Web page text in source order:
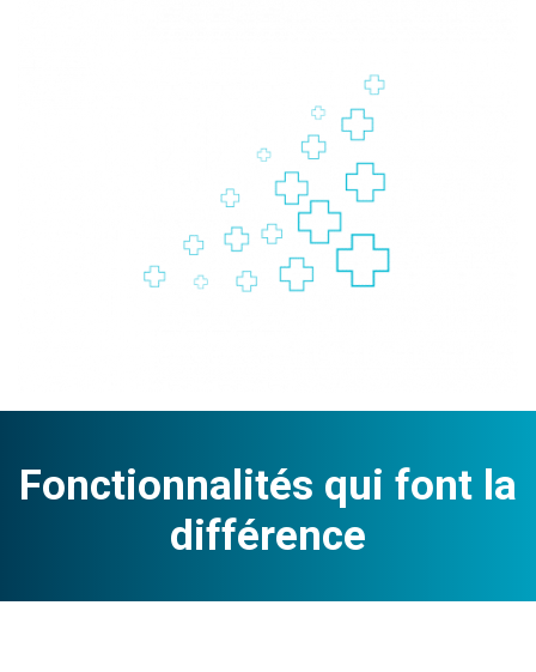
Fonctionnalités qui font la
différence